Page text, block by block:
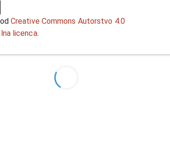
Creative Commons Autorstvo 4.0
licenca.